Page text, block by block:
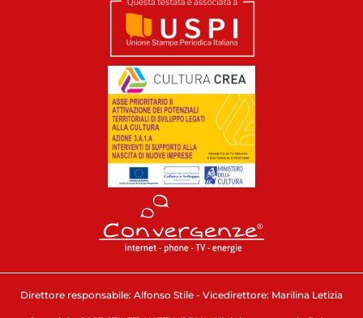
Direttore responsabile: Alfonso Stile - Vicedirettore: Marilina Letizia